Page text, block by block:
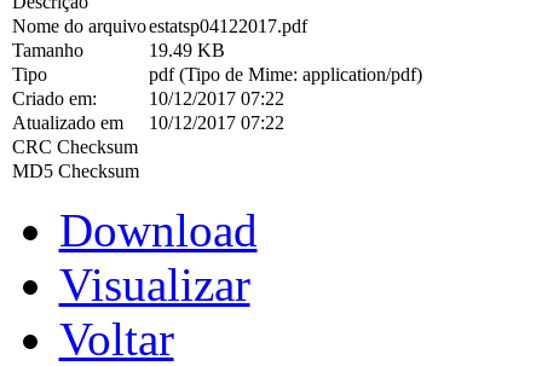
Nome do arquivoestatsp04122017.pdf
Tamanho
19.49 KB
Tipo
pdf (Tipo de Mime: application/pdf)
Criado em:
10/12/2017 07:22
Atualizado em
10/12/2017 07:22
CRC Checksum
MD5 Checksum
Download
Visualizar
Voltar